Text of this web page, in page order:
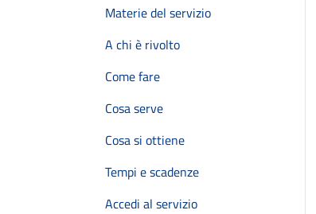
Materie del servizio
A chi è rivolto
Come fare
Cosa serve
Cosa si ottiene
Tempi e scadenze
Accedi al servizio